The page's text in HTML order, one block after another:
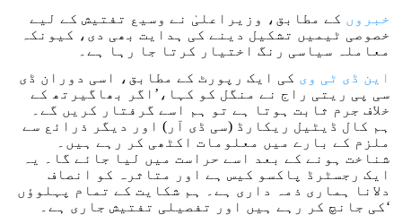
خبروں کے مطابق، وزیراعلیٰ نے وسیع تفتیش کے لیے
خصوصی ٹیمیں تشکیل دینے کی ہدایت بھی دی، کیونکہ
معاملہ سیاسی رنگ اختیار کرتا جا رہا ہے۔
این ڈی ٹی وی کی ایک رپورٹ کے مطابق، اسی دوران ڈی
سی پی ریتی راج نے منگل کو کہا،’اگر بھاگیرتھ کے
خلاف جرم ثابت ہوتا ہے تو ہم اسے گرفتار کریں گے۔
ہم کال ڈیٹیل ریکارڈ (سی ڈی آر) اور دیگر ذرائع سے
ملزم کے بارے میں معلومات اکٹھی کر رہے ہیں۔
شناخت ہونے کے بعد اسے حراست میں لیا جائے گا۔ یہ
ایک رجسٹرڈ پاکسو کیس ہے اور متاثرہ کو انصاف
دلانا ہماری ذمہ داری ہے۔ ہم شکایت کے تمام پہلوؤں
کی جانچ کر رہے ہیں اور تفصیلی تفتیش جاری ہے۔‘